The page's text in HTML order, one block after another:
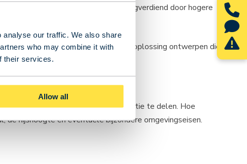
our traffic. We also share
who may combine it with
their services.
Allow all
initiële investering wordt dan terugverdiend door hogere
ervaring weten we hoe we een oplossing ontwerpen die
en de technische details van je situatie te delen. Hoe
de hijshoogte en eventuele bijzondere omgevingseisen.